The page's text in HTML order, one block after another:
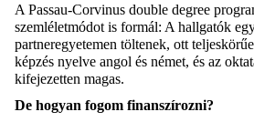
A Passau-Corvinus double degree
szemléletmódot is formál: A hallgatók
partneregyetemen töltenek, ott
képzés nyelve angol és német, és az
kifejezetten magas.
De hogyan fogom finanszírozni?